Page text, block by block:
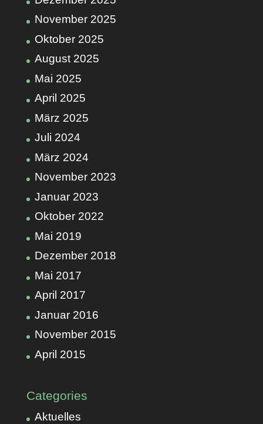
November 2025
Oktober 2025
August 2025
Mai 2025
April 2025
März 2025
Juli 2024
März 2024
November 2023
Januar 2023
Oktober 2022
Mai 2019
Dezember 2018
Mai 2017
April 2017
Januar 2016
November 2015
April 2015
Categories
Aktuelles